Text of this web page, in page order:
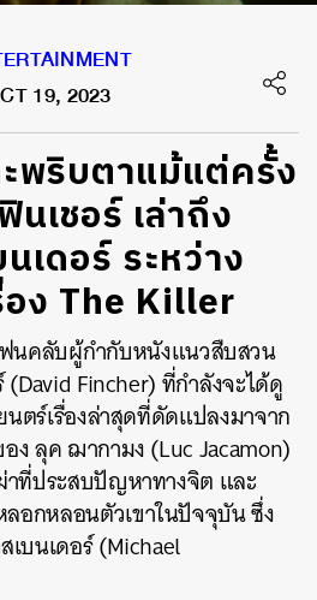
19, 2023
พริบตาแม้แต่ครั้ง
นเชอร์ เล่าถึง
เดอร์ ระหว่าง
ง The Killer
นคลับผู้กำกับหนังแนวสืบสวน
Fincher) ที่กำลังจะได้ดู
ตร์เรื่องล่าสุดที่ดัดแปลงมาจาก
ง ลุค ฌากามง (Luc Jacamon)
าที่ประสบปัญหาทางจิต และ
อกหลอนตัวเขาในปัจจุบัน ซึ่ง
บนเดอร์ (Michael